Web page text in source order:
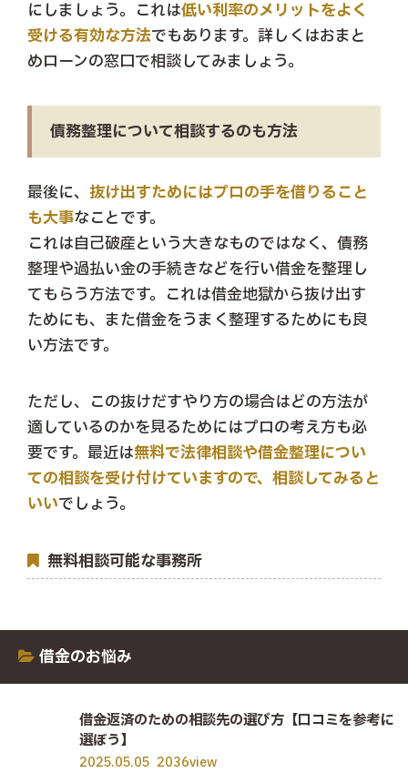
にしましょう。これは低い利率のメリットをよく
受ける有効な方法でもあります。詳しくはおまと
めローンの窓口で相談してみましょう。
債務整理について相談するのも方法
最後に、 抜け出すためにはプロの手を借りること
も大事なことです。
これは自己破産という大きなものではなく、債務
整理や過払い金の手続きなどを行い借金を整理し
てもらう方法です。これは借金地獄から抜け出す
ためにも、また借金をうまく整理するためにも良
い方法です。
ただし、この抜けだすやり方の場合はどの方法が
適しているのかを見るためにはプロの考え方も必
要です。最近は無料で法律相談や借金整理につい
ての相談を受け付けていますので、相談してみると
いいでしょう。
無料相談可能な事務所
借金のお悩み
借金返済のための相談先の選び方【口コミを参考に
選ぼう】
2025.05.05 2036view